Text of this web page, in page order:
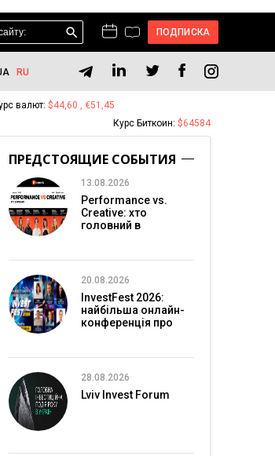
ПОДПИСКА
RU
валют: $44,60 , €51,45
Курс Биткоин: $64584
ПРЕДСТОЯЩИЕ СОБЫТИЯ
13.08.2026
Performance vs.
Creative: хто
головний в
20.08.2026
InvestFest 2026:
найбільша онлайн-
конференція про
28.08.2026
Lviv Invest Forum